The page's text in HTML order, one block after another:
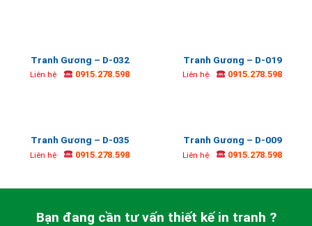
Tranh Gương – D-032
Liên hệ 0915.278.598
Tranh Gương – D-019
Liên hệ 0915.278.598
Tranh Gương – D-035
Liên hệ 0915.278.598
Tranh Gương – D-009
Liên hệ 0915.278.598
Bạn đang cần tư vấn thiết kế in tranh ?